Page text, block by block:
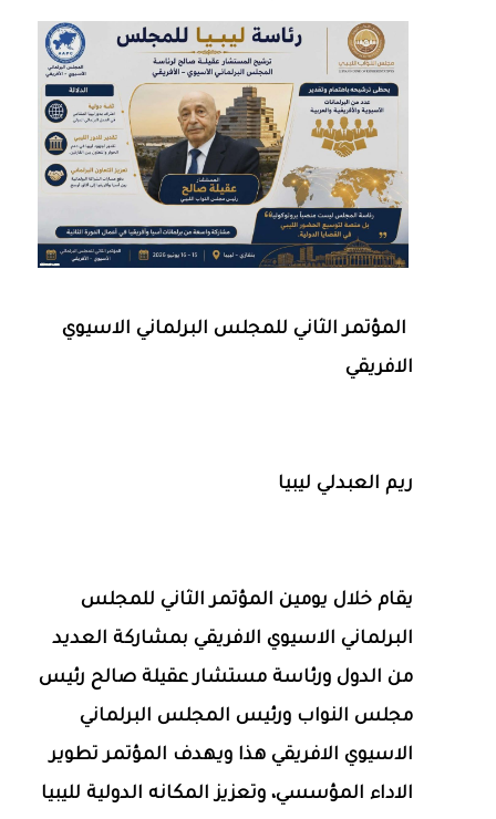
المؤتمر الثاني للمجلس البرلماني الاسيوي
الافريقي
ريم العبدلي ليبيا
يقام خلال يومين المؤتمر الثاني للمجلس
البرلماني الاسيوي الافريقي بمشاركة العديد
من الدول ورئاسة مستشار عقيلة صالح رئيس
مجلس النواب ورئيس المجلس البرلماني
الاسيوي الافريقي هذا ويهدف المؤتمر تطوير
الاداء المؤسسي، وتعزيز المكانه الدولية لليبيا